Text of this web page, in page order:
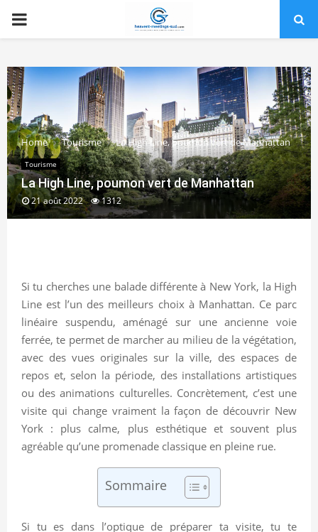
PRIMARY
Home Tourisme La High Line, poumon vert de Manhattan
Tourisme
La High Line, poumon vert de Manhattan
21 août 2022 1312
Si tu cherches une balade différente à New York, la High
Line est l’un des meilleurs choix à Manhattan. Ce parc
linéaire suspendu, aménagé sur une ancienne voie
ferrée, te permet de marcher au milieu de la végétation,
avec des vues originales sur la ville, des espaces de
repos et, selon la période, des installations artistiques
ou des animations culturelles. Concrètement, c’est une
visite qui change vraiment la façon de découvrir New
York : plus calme, plus esthétique et souvent plus
agréable qu’une promenade classique en pleine rue.
Sommaire
Si tu es dans l’optique de préparer ta visite, tu te